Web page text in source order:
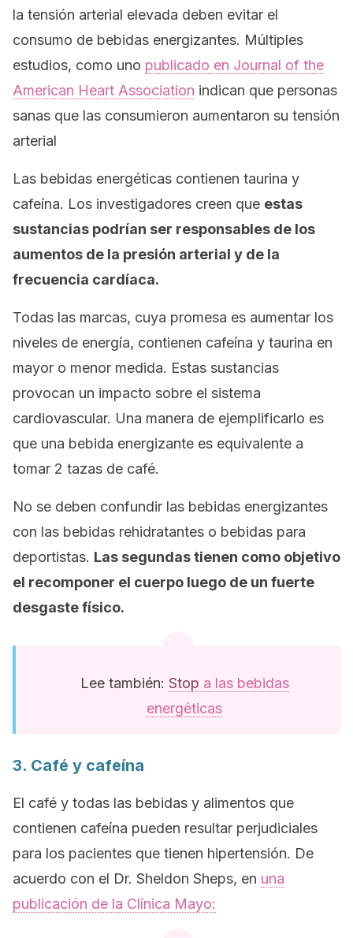
la tensión arterial elevada deben evitar el
consumo de bebidas energizantes. Múltiples
estudios, como uno publicado en Journal of the
American Heart Association indican que personas
sanas que las consumieron aumentaron su tensión
arterial
Las bebidas energéticas contienen taurina y
cafeína. Los investigadores creen que estas
sustancias podrían ser responsables de los
aumentos de la presión arterial y de la
frecuencia cardíaca.
Todas las marcas, cuya promesa es aumentar los
niveles de energía, contienen cafeína y taurina en
mayor o menor medida. Estas sustancias
provocan un impacto sobre el sistema
cardiovascular. Una manera de ejemplificarlo es
que una bebida energizante es equivalente a
tomar 2 tazas de café.
No se deben confundir las bebidas energizantes
con las bebidas rehidratantes o bebidas para
deportistas. Las segundas tienen como objetivo
el recomponer el cuerpo luego de un fuerte
desgaste físico.
Lee también: Stop a las bebidas
energéticas
3. Café y cafeína
El café y todas las bebidas y alimentos que
contienen cafeína pueden resultar perjudiciales
para los pacientes que tienen hipertensión. De
acuerdo con el Dr. Sheldon Sheps, en una
publicación de la Clínica Mayo: